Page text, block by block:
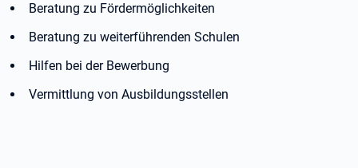
Beratung zu Fördermöglichkeiten
Beratung zu weiterführenden Schulen
Hilfen bei der Bewerbung
Vermittlung von Ausbildungsstellen